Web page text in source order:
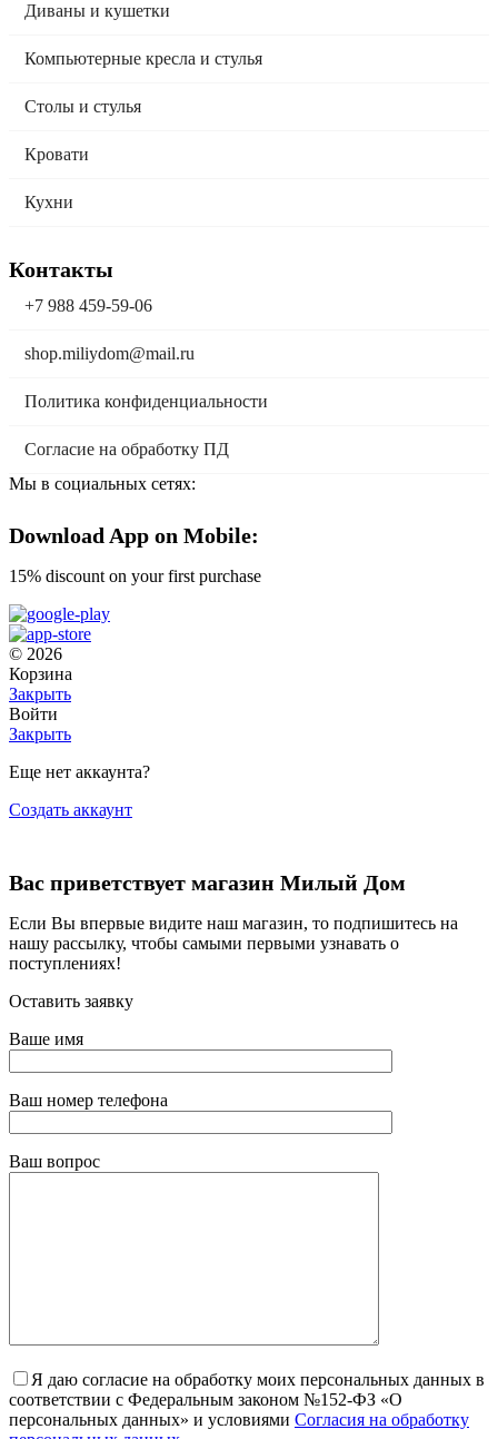
Диваны и кушетки
Компьютерные кресла и стулья
Столы и стулья
Кровати
Кухни
Контакты
+7 988 459-59-06
shop.miliydom@mail.ru
Политика конфиденциальности
Согласие на обработку ПД
Мы в социальных сетях:
Download App on Mobile:
15% discount on your first purchase
© 2026
Корзина
Закрыть
Войти
Закрыть
Еще нет аккаунта?
Создать аккаунт
Вас приветствует магазин Милый Дом
Если Вы впервые видите наш магазин, то подпишитесь на
нашу рассылку, чтобы самыми первыми узнавать о
поступлениях!
Оставить заявку
Ваше имя
Ваш номер телефона
Ваш вопрос
Я даю согласие на обработку моих персональных данных в
соответствии с Федеральным законом №152-ФЗ «О
персональных данных» и условиями Согласия на обработку